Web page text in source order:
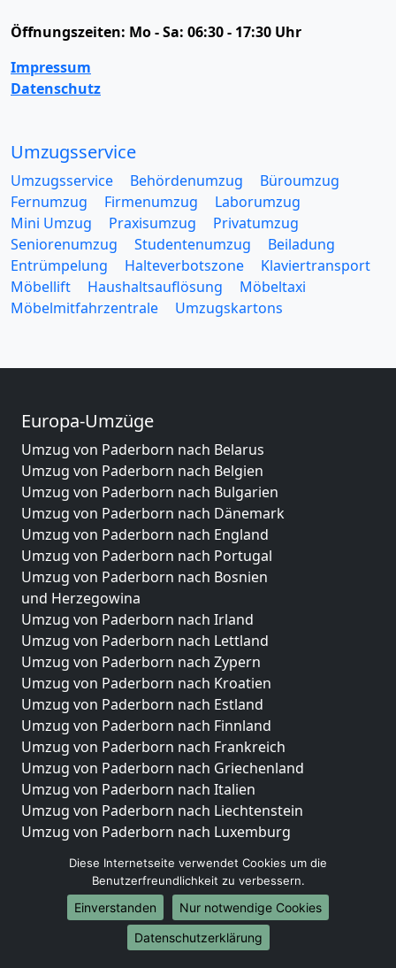
Öffnungszeiten: Mo - Sa: 06:30 - 17:30 Uhr
Impressum
Datenschutz
Umzugsservice
Umzugsservice Behördenumzug
Büroumzug
Fernumzug
Firmenumzug
Laborumzug
Mini Umzug
Praxisumzug
Privatumzug
Seniorenumzug
Studentenumzug
Beiladung
Entrümpelung
Halteverbotszone
Klaviertransport
Möbellift
Haushaltsauflösung
Möbeltaxi
Möbelmitfahrzentrale
Umzugskartons
Europa-Umzüge
Umzug von Paderborn nach Belarus
Umzug von Paderborn nach Belgien
Umzug von Paderborn nach Bulgarien
Umzug von Paderborn nach Dänemark
Umzug von Paderborn nach England
Umzug von Paderborn nach Portugal
Umzug von Paderborn nach Bosnien
und Herzegowina
Umzug von Paderborn nach Irland
Umzug von Paderborn nach Lettland
Umzug von Paderborn nach Zypern
Umzug von Paderborn nach Kroatien
Umzug von Paderborn nach Estland
Umzug von Paderborn nach Finnland
Umzug von Paderborn nach Frankreich
Umzug von Paderborn nach Griechenland
Umzug von Paderborn nach Italien
Umzug von Paderborn nach Liechtenstein
Umzug von Paderborn nach Luxemburg
Umzug von Paderborn nach Norwegen
Umzüge-Deutschlandweit
Umzug von Paderborn nach Berlin
Diese Internetseite verwendet Cookies um die
Benutzerfreundlichkeit zu verbessern.
Einverstanden
Nur notwendige Cookies
Datenschutzerklärung